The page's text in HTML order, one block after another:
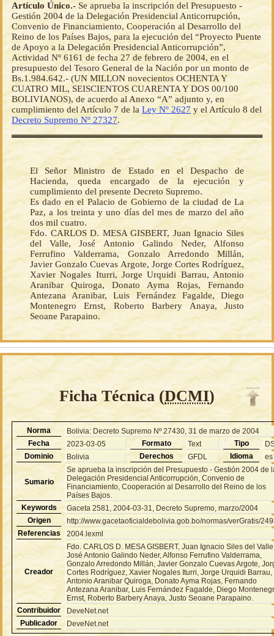
Artículo Único.- Se aprueba la inscripción del Presupuesto -
Gestión 2004 de la Delegación Presidencial Anticorrupción,
Convenio de Financiamiento, Cooperación al Desarrollo del
Reino de los Países Bajos, para la ejecución del “Proyecto Puente
de Apoyo a la Delegación Presidencial Anticorrupción”,
Actividad Nº 6161 de fecha 27 de febrero de 2004, en el
presupuesto del Tesoro General de la Nación por un monto de
Bs.1.984.642.- (UN MILLON novecientos OCHENTA Y
CUATRO MIL, SEISCIENTOS CUARENTA Y DOS 00/100
BOLIVIANOS), de acuerdo al Anexo “A” adjunto y, en
cumplimiento del Artículo 7 de la Ley Nº 2627 y el Artículo 8 del
Decreto Supremo Nº 27327.
El Señor Ministro de Estado en el Despacho de
Hacienda, queda encargado de la ejecución y
cumplimiento del presente Decreto Supremo.
Es dado en el Palacio de Gobierno de la ciudad de La
Paz, a los treinta y uno días del mes de marzo del año
dos mil cuatro.
Fdo. CARLOS D. MESA GISBERT, Juan Ignacio Siles
del Valle, José Antonio Galindo Neder, Alfonso
Ferrufino Valderrama, Gonzalo Arredondo Millán,
Javier Gonzalo Cuevas Argote, Jorge Cortes Rodríguez,
Xavier Nogales Iturri, Jorge Urquidi Barrau, Antonio
Aranibar Quiroga, Donato Ayma Rojas, Fernando
Antezana Aranibar, Luis Fernández Fagalde, Diego
Montenegro Ernst, Roberto Barbery Anaya, Justo
Seoane Parapaino.
Ficha Técnica (DCMI)
Norma
Bolivia: Decreto Supremo Nº 27430, 31 de marzo de 2004
Fecha
2023-03-05 Formato Text Tipo
Dominio
Bolivia Derechos GFDL Idioma es
Sumario
Se aprueba la inscripción del Presupuesto - Gestión 2004 de
Delegación Presidencial Anticorrupción, Convenio de
Financiamiento, Cooperación al Desarrollo del Reino de los
Países Bajos.
Keywords
Gaceta 2581, 2004-03-31, Decreto Supremo, marzo/2004
Origen
http://www.gacetaoficialdebolivia.gob.bo/normas/verGratis/
Referencias
2004.lexml
Creador
Fdo. CARLOS D. MESA GISBERT, Juan Ignacio Siles del
José Antonio Galindo Neder, Alfonso Ferrufino Valderrama,
Gonzalo Arredondo Millán, Javier Gonzalo Cuevas Argote,
Cortes Rodríguez, Xavier Nogales Iturri, Jorge Urquidi Barrau,
Antonio Aranibar Quiroga, Donato Ayma Rojas, Fernando
Antezana Aranibar, Luis Fernández Fagalde, Diego
Ernst, Roberto Barbery Anaya, Justo Seoane Parapaino.
Contribuidor
DeveNet.net
Publicador
DeveNet.net